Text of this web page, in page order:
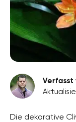
Verfasst
Die dekorative